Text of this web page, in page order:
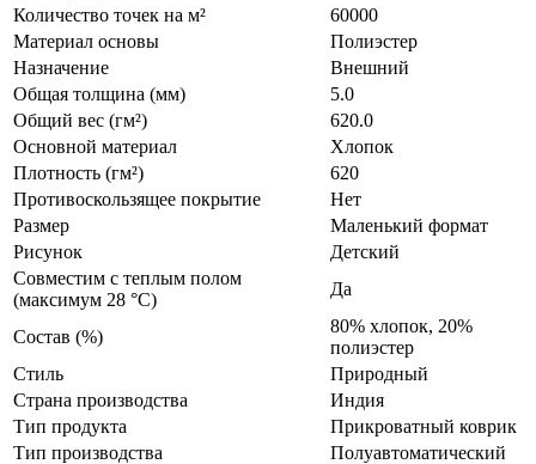
Количество точек на м²
60000
Материал основы
Полиэстер
Назначение
Внешний
Общая толщина (мм)
5.0
Общий вес (гм²)
620.0
Основной материал
Хлопок
Плотность (гм²)
620
Противоскользящее покрытие
Нет
Размер
Маленький формат
Рисунок
Детский
Совместим с теплым полом
(максимум 28 °C)
Да
Состав (%)
80% хлопок, 20%
полиэстер
Стиль
Природный
Страна производства
Индия
Тип продукта
Прикроватный коврик
Тип производства
Полуавтоматический